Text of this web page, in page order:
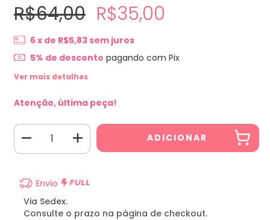
R$64,00 R$35,00
6x de R$5,83 sem juros
5% de desconto pagando com Pix
Ver mais detalhes
Atenção, última peça!
Envio
Via Sedex.
Consulte o prazo na página de checkout.